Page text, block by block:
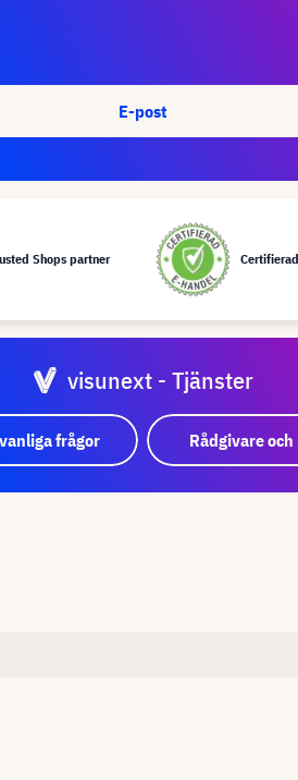
E-post
Shops partner
visunext - Tjänster
frågor Rådgivare